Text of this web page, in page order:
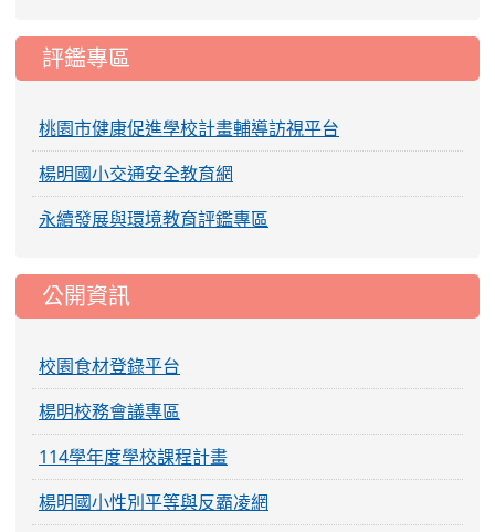
評鑑專區
桃園市健康促進學校計畫輔導訪視平台
楊明國小交通安全教育網
永續發展與環境教育評鑑專區
公開資訊
校園食材登錄平台
楊明校務會議專區
114學年度學校課程計畫
楊明國小性別平等與反霸凌網